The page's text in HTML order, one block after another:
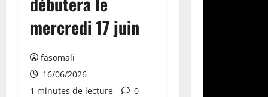
mercredi 17 juin
fasomali
16/06/2026
1 minutes de lecture
0